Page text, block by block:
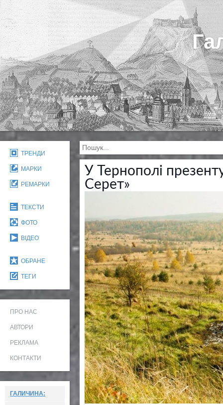
ТРЕНДИ
МАРКИ
РЕМАРКИ
ТЕКСТИ
ФОТО
ВІДЕО
ОБРАНЕ
ТЕГИ
ПРО НАС
АВТОРИ
РЕКЛАМА
КОНТАКТИ
ГАЛИЧИНА:
У Тернополі
Серет»